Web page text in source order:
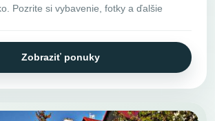
Pozrite si vybavenie, fotky a ďalšie
Zobraziť ponuky